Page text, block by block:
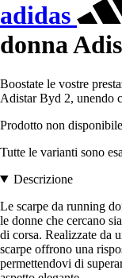
adidas
donna
Boostate le vostre
Adistar Byd 2, unendo
Prodotto non disponibile
Tutte le varianti sono
Descrizione
Le scarpe da running
le donne che cercano
di corsa. Realizzate da
scarpe offrono una
permettendovi di